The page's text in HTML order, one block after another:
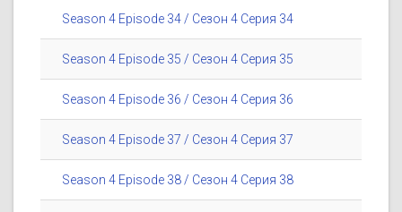
Season 4 Episode 34 / Сезон 4 Серия 34
Season 4 Episode 35 / Сезон 4 Серия 35
Season 4 Episode 36 / Сезон 4 Серия 36
Season 4 Episode 37 / Сезон 4 Серия 37
Season 4 Episode 38 / Сезон 4 Серия 38